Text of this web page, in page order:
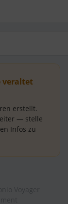
veraltet
erstellt.
— stelle
Infos zu